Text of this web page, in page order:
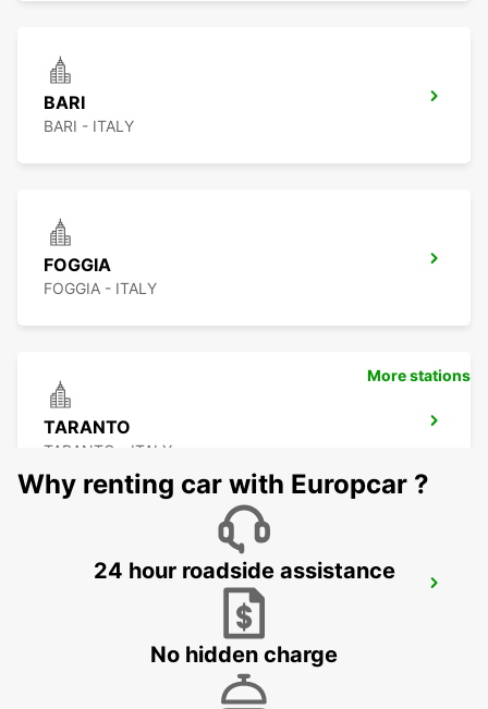
BARI
BARI - ITALY
FOGGIA
FOGGIA - ITALY
TARANTO
TARANTO - ITALY
More stations
Why renting car with Europcar ?
24 hour roadside assistance
No hidden charge